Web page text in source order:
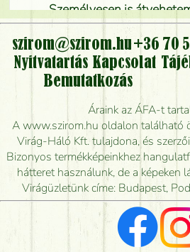
Személyesen is
virágcsokrot, vagy csak
kérhető?
Vidékre is lehet
Meddig rendelhetek
kiszállítsák?
Mennyire gyorsan tudják
mikor tudják
Vörös rózsát keresek,
Milyen visszajelzést kapok a
szirom@szirom.hu+36 70
Nyitvatartás Kapcsolat
Bemutatkozás
Áraink az ÁFA-t
A www.szirom.hu oldalon található
Virág-Háló Kft. tulajdona, és
Bizonyos termékképeinkhez
hátteret használunk, de a képeken
Virágüzletünk címe: Budapest,